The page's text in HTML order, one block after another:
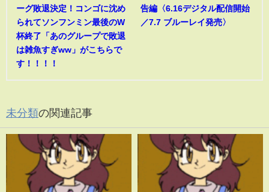
ーグ敗退決定！コンゴに沈め
られてソンフンミン最後のW
杯終了「あのグループで敗退
は雑魚すぎww」がこちらで
す！！！！
告編〈6.16デジタル配信開始
／7.7 ブルーレイ発売〉
未分類の関連記事